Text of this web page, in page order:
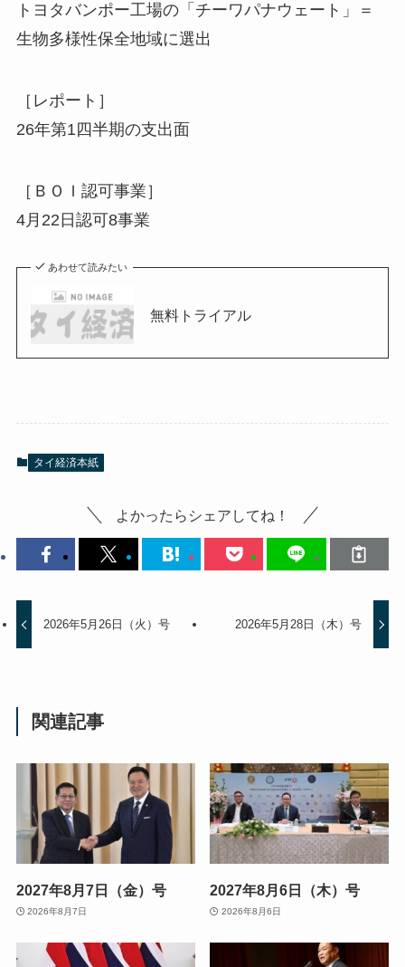
トヨタバンポー工場の「チーワパナウェート」＝
生物多様性保全地域に選出
［レポート］
26年第1四半期の支出面
［ＢＯＩ認可事業］
4月22日認可8事業
あわせて読みたい
無料トライアル
タイ経済本紙
よかったらシェアしてね！
2026年5月26日（火）号 2026年5月28日（木）号
関連記事
2027年8月7日（金）号
2026年8月7日
2027年8月6日（木）号
2026年8月6日